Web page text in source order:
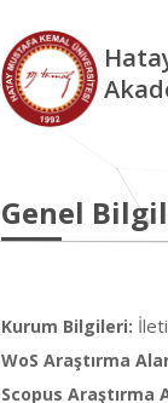
Genel
Kurum Bilgileri:
WoS Araştırma
Scopus Araştırma